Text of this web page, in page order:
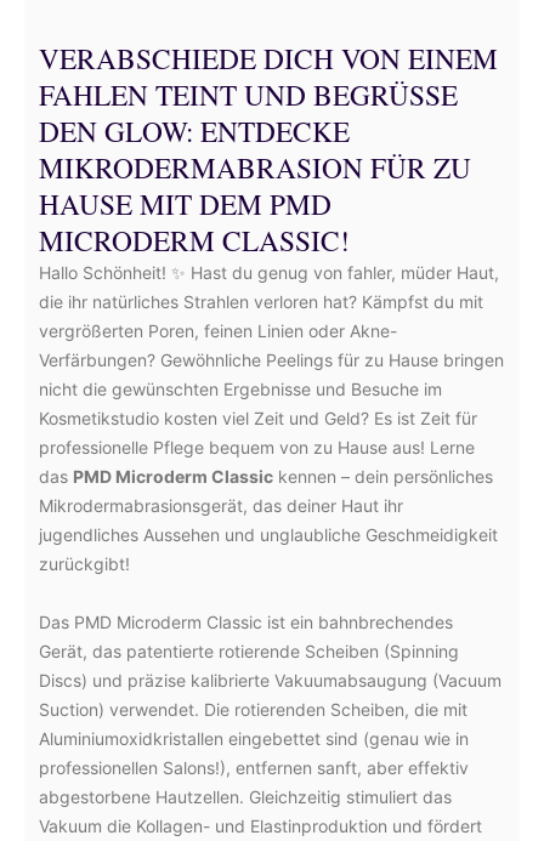
VERABSCHIEDE DICH VON EINEM
FAHLEN TEINT UND BEGRÜSSE D
EN GLOW: ENTDECKE M
IKRODERMABRASION FÜR ZU H
AUSE MIT DEM PMD M
ICRODERM CLASSIC!
Hallo Schönheit! ✨ Hast du genug von fahler, müder Haut,
die ihr natürliches Strahlen verloren hat? Kämpfst du mit
vergrößerten Poren, feinen Linien oder Akne-
Verfärbungen? Gewöhnliche Peelings für zu Hause bringen
nicht die gewünschten Ergebnisse und Besuche im
Kosmetikstudio kosten viel Zeit und Geld? Es ist Zeit für
professionelle Pflege bequem von zu Hause aus! Lerne
das PMD Microderm Classic kennen – dein persönliches
Mikrodermabrasionsgerät, das deiner Haut ihr
jugendliches Aussehen und unglaubliche Geschmeidigkeit
zurückgibt!
Das PMD Microderm Classic ist ein bahnbrechendes
Gerät, das patentierte rotierende Scheiben (Spinning
Discs) und präzise kalibrierte Vakuumabsaugung (Vacuum
Suction) verwendet. Die rotierenden Scheiben, die mit
Aluminiumoxidkristallen eingebettet sind (genau wie in
professionellen Salons!), entfernen sanft, aber effektiv
abgestorbene Hautzellen. Gleichzeitig stimuliert das
Vakuum die Kollagen- und Elastinproduktion und fördert